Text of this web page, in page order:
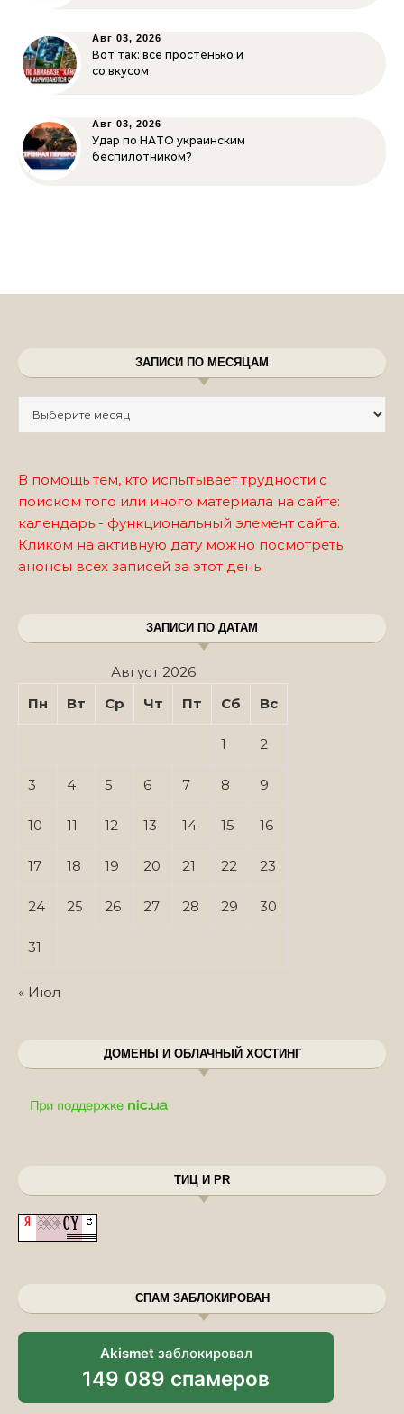
Авг 03, 2026
Вот так: всё простенько и
со вкусом
Авг 03, 2026
Удар по НАТО украинским
беспилотником?
ЗАПИСИ ПО МЕСЯЦАМ
В помощь тем, кто испытывает трудности с
поиском того или иного материала на сайте:
календарь - функциональный элемент сайта.
Кликом на активную дату можно посмотреть
анонсы всех записей за этот день.
ЗАПИСИ ПО ДАТАМ
Август 2026
Пн
Вт Ср Чт Пт Сб Вс
1 2
3 4 5 6 7 8 9
10 11 12 13 14 15 16
17 18 19 20 21 22 23
24 25 26 27 28 29 30
31
« Июл
ДОМЕНЫ И ОБЛАЧНЫЙ ХОСТИНГ
ТИЦ И PR
СПАМ ЗАБЛОКИРОВАН
Akismet заблокировал
149 089 спамеров